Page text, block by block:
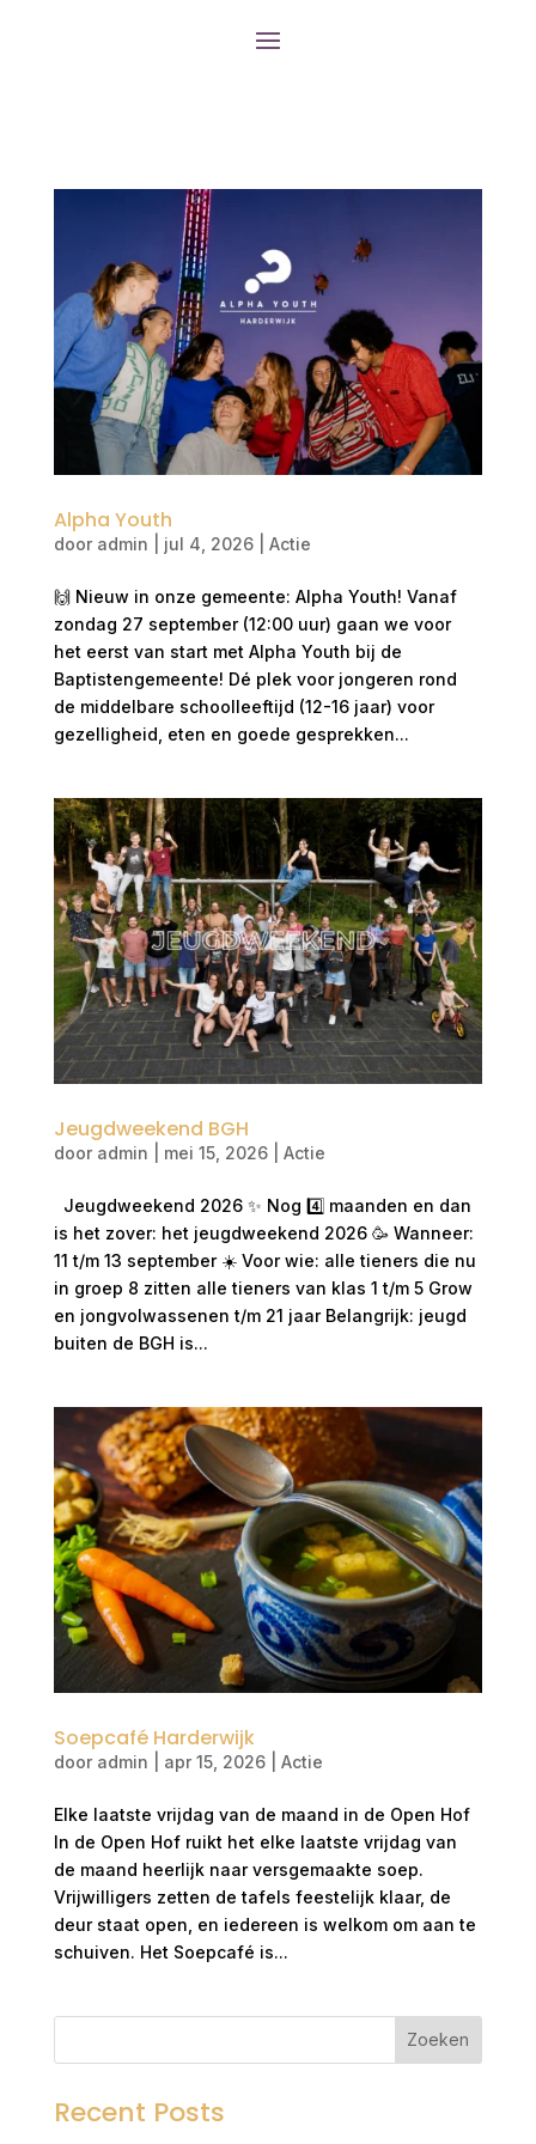
Alpha Youth
door admin jul 4, 2026| Actie
🙌 Nieuw in onze gemeente: Alpha Youth! Vanaf
zondag 27 september (12:00 uur) gaan we voor
het eerst van start met Alpha Youth bij de
Baptistengemeente! Dé plek voor jongeren rond
de middelbare schoolleeftijd (12-16 jaar) voor
gezelligheid, eten en goede gesprekken...
Jeugdweekend BGH
door admin mei 15, 2026| Actie
Jeugdweekend 2026 ✨ Nog 4️⃣ maanden en dan
is het zover: het jeugdweekend 2026 🥳 Wanneer:
11 t/m 13 september ☀️ Voor wie: alle tieners die nu
in groep 8 zitten alle tieners van klas 1 t/m 5 Grow
en jongvolwassenen t/m 21 jaar Belangrijk: jeugd
buiten de BGH is...
Soepcafé Harderwijk
door admin apr 15, 2026| Actie
Elke laatste vrijdag van de maand in de Open Hof
In de Open Hof ruikt het elke laatste vrijdag van
de maand heerlijk naar versgemaakte soep.
Vrijwilligers zetten de tafels feestelijk klaar, de
deur staat open, en iedereen is welkom om aan te
schuiven. Het Soepcafé is...
Zoeken
Recent Posts